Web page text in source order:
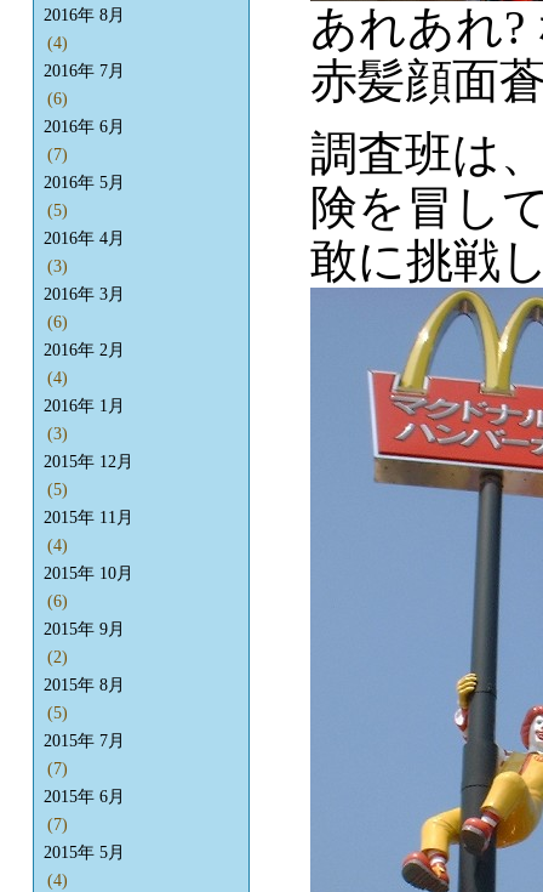
あれあれ
赤髪顔面
調査班は
険を冒し
敢に挑戦
2016年 8月
(4)
2016年 7月
(6)
2016年 6月
(7)
2016年 5月
(5)
2016年 4月
(3)
2016年 3月
(6)
2016年 2月
(4)
2016年 1月
(3)
2015年 12月
(5)
2015年 11月
(4)
2015年 10月
(6)
2015年 9月
(2)
2015年 8月
(5)
2015年 7月
(7)
2015年 6月
(7)
2015年 5月
(4)